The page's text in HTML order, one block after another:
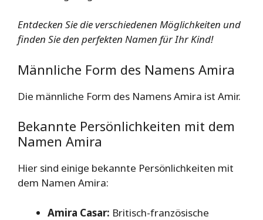
Entdecken Sie die verschiedenen Möglichkeiten und
finden Sie den perfekten Namen für Ihr Kind!
Männliche Form des Namens Amira
Die männliche Form des Namens Amira ist Amir.
Bekannte Persönlichkeiten mit dem
Namen Amira
Hier sind einige bekannte Persönlichkeiten mit
dem Namen Amira:
Amira Casar: Britisch-französische